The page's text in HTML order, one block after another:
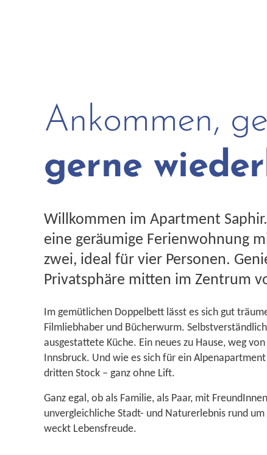
Ankommen,
gerne
Willkommen im Apartment
eine geräumige Ferienwohnung
zwei, ideal für vier Personen.
Privatsphäre mitten im Zentrum
Im gemütlichen Doppelbett lässt es sich gut
Filmliebhaber und Bücherwurm.
ausgestattete Küche. Ein neues zu Hause, weg
Innsbruck. Und wie es sich für ein
dritten Stock – ganz ohne Lift.
Ganz egal, ob als Familie, als Paar, mit
unvergleichliche Stadt- und Naturerlebnis rund
weckt Lebensfreude.